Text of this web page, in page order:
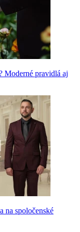
Moderné pravidlá aj
na spoločenské